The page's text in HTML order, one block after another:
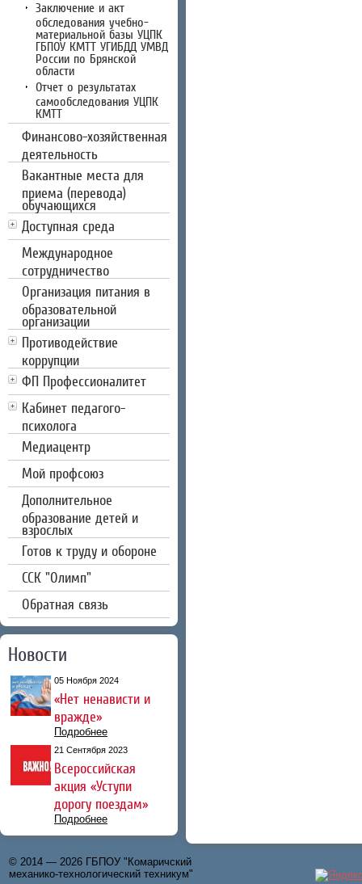
Заключение и акт
обследования учебно-
материальной базы УЦПК
ГБПОУ КМТТ УГИБДД УМВД
России по Брянской
области
Отчет о результатах
самообследования УЦПК
КМТТ
Финансово-хозяйственная
деятельность
Вакантные места для
приема (перевода)
обучающихся
Доступная среда
Международное
сотрудничество
Организация питания в
образовательной
организации
Противодействие
коррупции
ФП Профессионалитет
Кабинет педагого-
психолога
Медиацентр
Мой профсоюз
Дополнительное
образование детей и
взрослых
Готов к труду и обороне
CCК "Олимп"
Обратная связь
Новости
05 Ноября 2024
«Нет ненависти и
вражде»
Подробнее
21 Сентября 2023
Всероссийская
акция «Уступи
дорогу поездам»
Подробнее
© 2014 — 2026 ГБПОУ "Комаричский
механико-технологический техникум"